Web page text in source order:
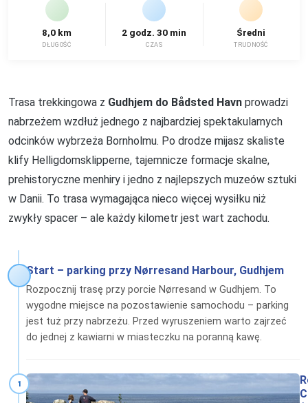
8,0 km
DŁUGOŚĆ
2 godz. 30 min
CZAS
Średni
TRUDNOŚĆ
Trasa trekkingowa z Gudhjem do Bådsted Havn prowadzi
nabrzeżem wzdłuż jednego z najbardziej spektakularnych
odcinków wybrzeża Bornholmu. Po drodze mijasz skaliste
klify Helligdomsklipperne, tajemnicze formacje skalne,
prehistoryczne menhiry i jedno z najlepszych muzeów sztuki
w Danii. To trasa wymagająca nieco więcej wysiłku niż
zwykły spacer – ale każdy kilometr jest wart zachodu.
Start – parking przy Nørresand Harbour, Gudhjem
Rozpocznij trasę przy porcie Nørresand w Gudhjem. To
wygodne miejsce na pozostawienie samochodu – parking
jest tuż przy nabrzeżu. Przed wyruszeniem warto zajrzeć
do jednej z kawiarni w miasteczku na poranną kawę.
1